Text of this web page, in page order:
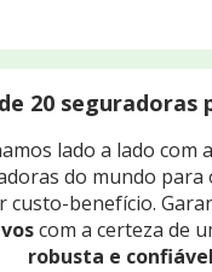
20 seguradoras
lado a lado com
do mundo para
custo-benefício.
com a certeza de
robusta e confiável